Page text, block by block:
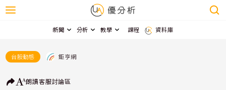
新聞 分析 教學 課程 資料庫
台股動態 鉅亨網
朗讀客服討論區